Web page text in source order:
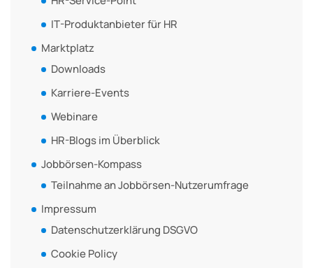
IT-Produktanbieter für HR
Marktplatz
Downloads
Karriere-Events
Webinare
HR-Blogs im Überblick
Jobbörsen-Kompass
Teilnahme an Jobbörsen-Nutzerumfrage
Impressum
Datenschutzerklärung DSGVO
Cookie Policy